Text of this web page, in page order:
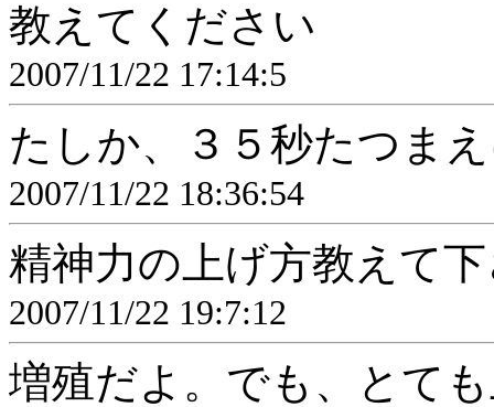
教えてください
2007/11/22 17:14:5
たしか、３５秒たつま
2007/11/22 18:36:54
精神力の上げ方教えて
2007/11/22 19:7:12
増殖だよ。でも、とて